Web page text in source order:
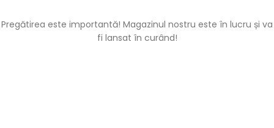
Pregătirea este importantă! Magazinul nostru este în lucru și va
fi lansat în curând!